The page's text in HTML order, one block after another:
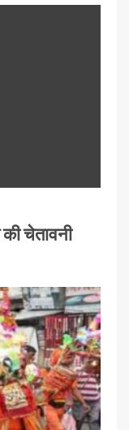
की चेतावनी